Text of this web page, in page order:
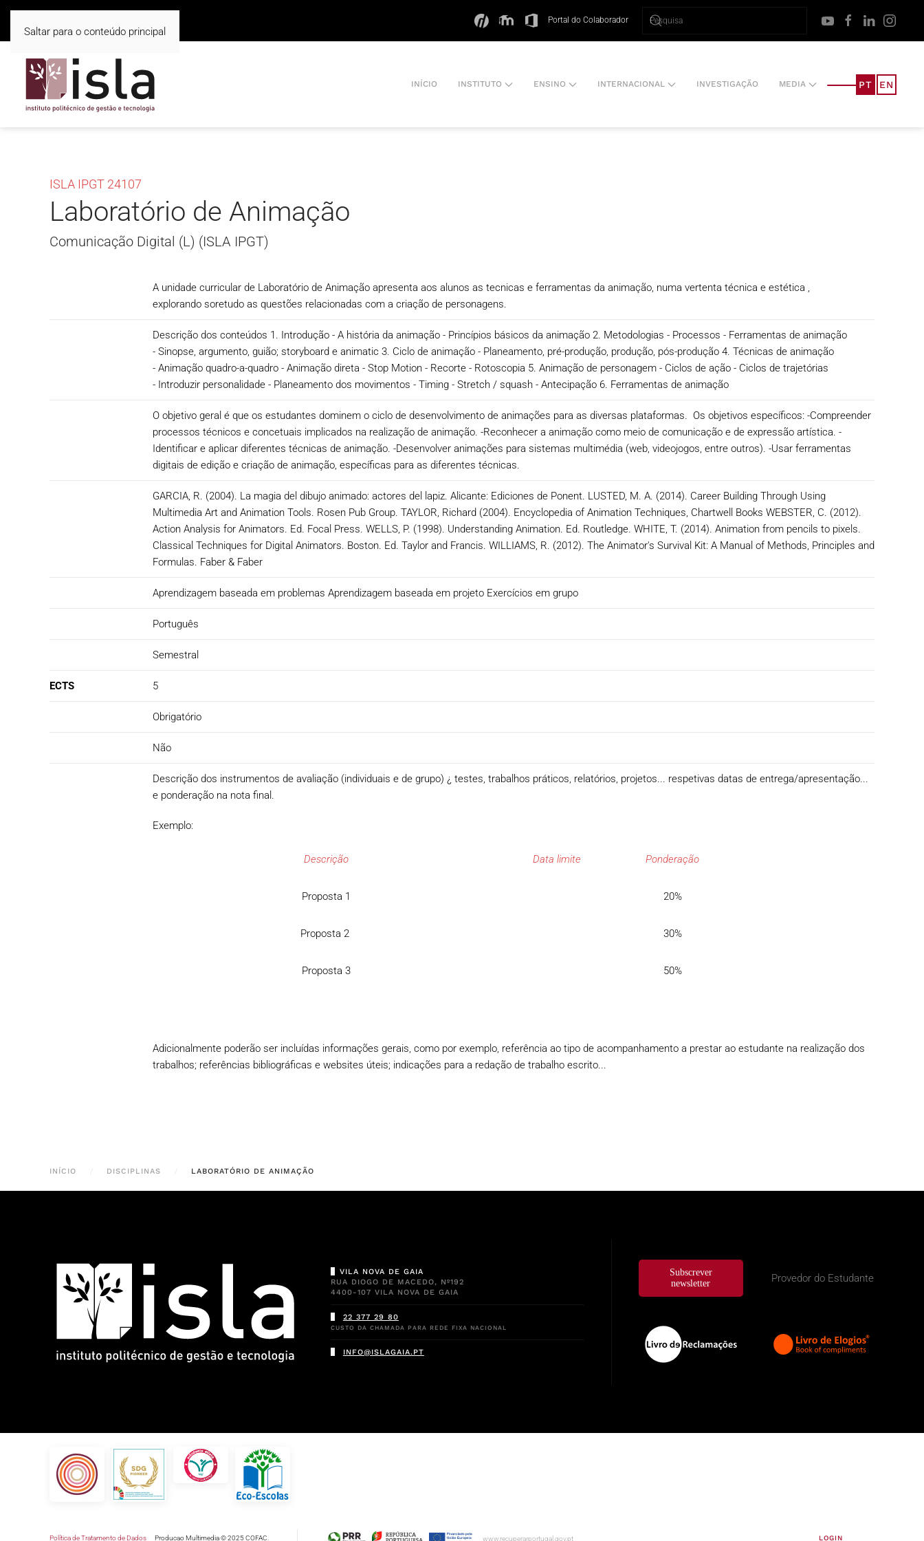
Saltar para o conteúdo principal
Portal do Colaborador
INÍCIO INSTITUTO ENSINO INTERNACIONAL INVESTIGAÇÃO MEDIA PT EN
ISLA IPGT 24107
Laboratório de Animação
Comunicação Digital (L) (ISLA IPGT)
A unidade curricular de Laboratório de Animação apresenta aos alunos as tecnicas e ferramentas da animação, numa vertenta técnica e estética ,
explorando soretudo as questões relacionadas com a criação de personagens.
Descrição dos conteúdos 1. Introdução - A história da animação - Princípios básicos da animação 2. Metodologias - Processos - Ferramentas de animação
- Sinopse, argumento, guião; storyboard e animatic 3. Ciclo de animação - Planeamento, pré-produção, produção, pós-produção 4. Técnicas de animação
- Animação quadro-a-quadro - Animação direta - Stop Motion - Recorte - Rotoscopia 5. Animação de personagem - Ciclos de ação - Ciclos de trajetórias
- Introduzir personalidade - Planeamento dos movimentos - Timing - Stretch / squash - Antecipação 6. Ferramentas de animação
O objetivo geral é que os estudantes dominem o ciclo de desenvolvimento de animações para as diversas plataformas. Os objetivos específicos: -Compreender
processos técnicos e concetuais implicados na realização de animação. -Reconhecer a animação como meio de comunicação e de expressão artística. -
Identificar e aplicar diferentes técnicas de animação. -Desenvolver animações para sistemas multimédia (web, videojogos, entre outros). -Usar ferramentas
digitais de edição e criação de animação, específicas para as diferentes técnicas.
GARCIA, R. (2004). La magia del dibujo animado: actores del lapiz. Alicante: Ediciones de Ponent. LUSTED, M. A. (2014). Career Building Through Using
Multimedia Art and Animation Tools. Rosen Pub Group. TAYLOR, Richard (2004). Encyclopedia of Animation Techniques, Chartwell Books WEBSTER, C. (2012).
Action Analysis for Animators. Ed. Focal Press. WELLS, P. (1998). Understanding Animation. Ed. Routledge. WHITE, T. (2014). Animation from pencils to pixels.
Classical Techniques for Digital Animators. Boston. Ed. Taylor and Francis. WILLIAMS, R. (2012). The Animator's Survival Kit: A Manual of Methods, Principles and
Formulas. Faber & Faber
Aprendizagem baseada em problemas Aprendizagem baseada em projeto Exercícios em grupo
Português
Semestral
ECTS 5
Obrigatório
Não
Descrição dos instrumentos de avaliação (individuais e de grupo) ¿ testes, trabalhos práticos, relatórios, projetos... respetivas datas de entrega/apresentação...
e ponderação na nota final.
Exemplo:
Descrição Data limite Ponderação
Proposta 1 20%
Proposta 2 30%
Proposta 3 50%
Adicionalmente poderão ser incluídas informações gerais, como por exemplo, referência ao tipo de acompanhamento a prestar ao estudante na realização dos
trabalhos; referências bibliográficas e websites úteis; indicações para a redação de trabalho escrito...
INÍCIO DISCIPLINAS LABORATÓRIO DE ANIMAÇÃO
VILA NOVA DE GAIA
RUA DIOGO DE MACEDO, Nº192
4400-107 VILA NOVA DE GAIA
22 377 29 80
CUSTO DA CHAMADA PARA REDE FIXA NACIONAL
INFO@ISLAGAIA.PT
Subscrever
newsletter
Provedor do Estudante
www.recuperarportugal.gov.pt
Política de Tratamento de Dados Producao Multimedia © 2025 COFAC. LOGIN